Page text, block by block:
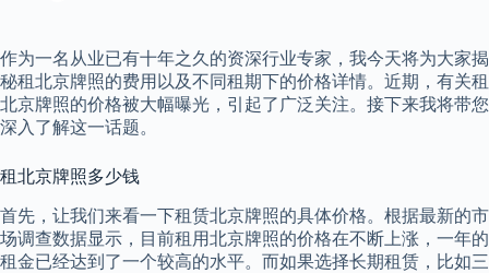
作为一名从业已有十年之久的资深行业专家，我今天将为大家揭
秘租北京牌照的费用以及不同租期下的价格详情。近期，有关租
北京牌照的价格被大幅曝光，引起了广泛关注。接下来我将带您
深入了解这一话题。
租北京牌照多少钱
首先，让我们来看一下租赁北京牌照的具体价格。根据最新的市
场调查数据显示，目前租用北京牌照的价格在不断上涨，一年的
租金已经达到了一个较高的水平。而如果选择长期租赁，比如三